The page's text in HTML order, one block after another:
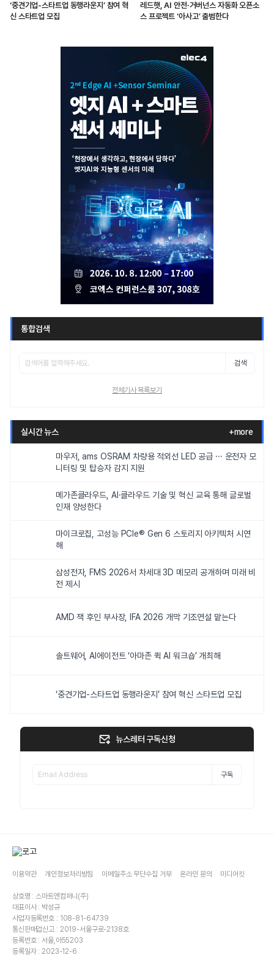
‘중견기업-스타트업 동행라운지’ 참여 혁
신 스타트업 모집
레드햇, AI 안전·거버넌스 자동화 오픈소
스 프로젝트 ‘아사고’ 출범한다
통합검색
검색
전체기사 목록보기
실시간 뉴스 +more
마우저, ams OSRAM 차량용 적외선 LED 공급 ··· 운전자 모
니터링 및 탑승자 감지 지원
메가존클라우드, AI·클라우드 기술 및 혁신 교육 통해 글로벌
인재 양성한다
마이크로칩, 고성능 PCIe® Gen 6 스토리지 아키텍처 시연
해
삼성전자, FMS 2026서 차세대 3D 메모리 공개하며 미래 비
전 제시
AMD 잭 후인 부사장, IFA 2026 개막 기조연설 맡는다
솔트웨어, AI에이전트 ‘아마존 퀵 AI 워크숍’ 개최해
‘중견기업-스타트업 동행라운지’ 참여 혁신 스타트업 모집
뉴스레터 구독신청
구독
이용약관 개인정보처리방침 이메일주소 무단수집 거부 온라인 문의 미디어킷
상호명 : 스마트앤컴퍼니(주)
대표이사 : 박성규
사업자등록번호 : 108-81-64739
통신판매업신고 : 2019-서울구로-2138호
등록번호 : 서울,아55203
등록일자 : 2023-12-6